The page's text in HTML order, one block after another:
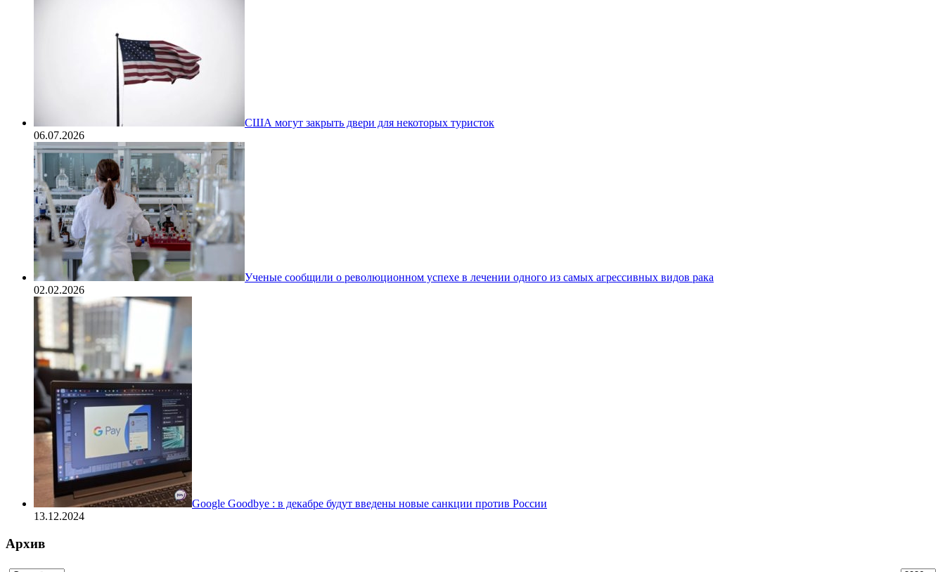
США могут закрыть двери для некоторых туристок
06.07.2026
Ученые сообщили о революционном успехе в лечении одного из самых агрессивных видов рака
02.02.2026
Google Goodbye : в декабре будут введены новые санкции против России
13.12.2024
Архив